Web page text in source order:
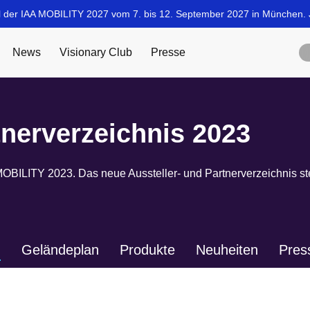
2023
2023. Das neue Aussteller- und Partnerverzeichnis
Geländeplan Produkte Neuheiten